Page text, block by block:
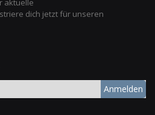
aktuelle
dich jetzt für unseren
Anmelden